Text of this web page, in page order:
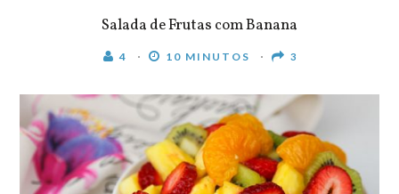
Salada de Frutas com Banana
4 10 MINUTOS 3